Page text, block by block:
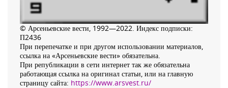
© Арсеньевские вести, 1992—2022. Индекс подписки:
П2436
При перепечатке и при другом использовании материалов,
ссылка на «Арсеньевские вести» обязательна.
При републикации в сети интернет так же обязательна
работающая ссылка на оригинал статьи, или на главную
страницу сайта: https://www.arsvest.ru/